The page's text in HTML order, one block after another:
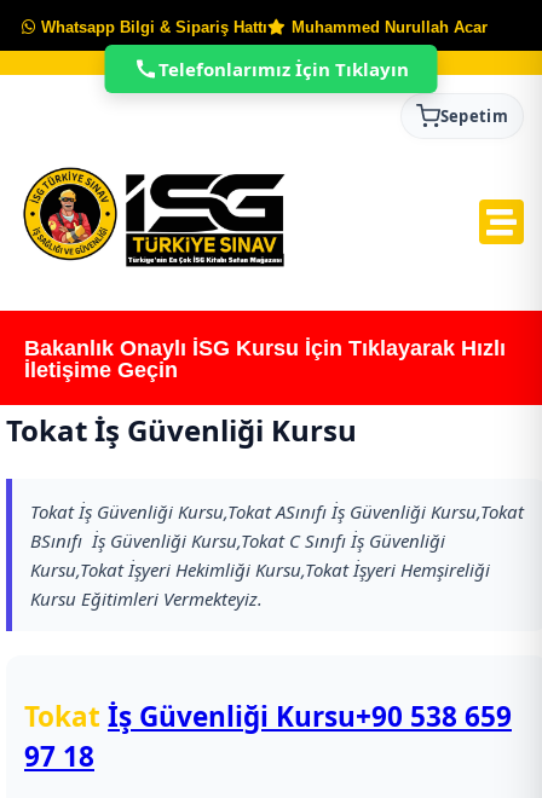
Whatsapp Bilgi & Sipariş Hattı Muhammed Nurullah Acar
Sepetim
Bakanlık Onaylı İSG Kursu İçin Tıklayarak Hızlı
İletişime Geçin
Tokat İş Güvenliği Kursu
Tokat İş Güvenliği Kursu,Tokat ASınıfı İş Güvenliği Kursu,Tokat
BSınıfı İş Güvenliği Kursu,Tokat C Sınıfı İş Güvenliği
Kursu,Tokat İşyeri Hekimliği Kursu,Tokat İşyeri Hemşireliği
Kursu Eğitimleri Vermekteyiz.
Tokat İş Güvenliği Kursu+90 538 659
97 18
Telefonlarımız İçin Tıklayın